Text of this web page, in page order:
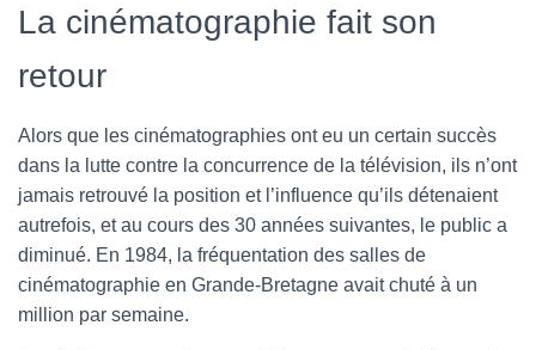
La cinématographie fait son
retour
Alors que les cinématographies ont eu un certain succès
dans la lutte contre la concurrence de la télévision, ils n’ont
jamais retrouvé la position et l’influence qu’ils détenaient
autrefois, et au cours des 30 années suivantes, le public a
diminué. En 1984, la fréquentation des salles de
cinématographie en Grande-Bretagne avait chuté à un
million par semaine.